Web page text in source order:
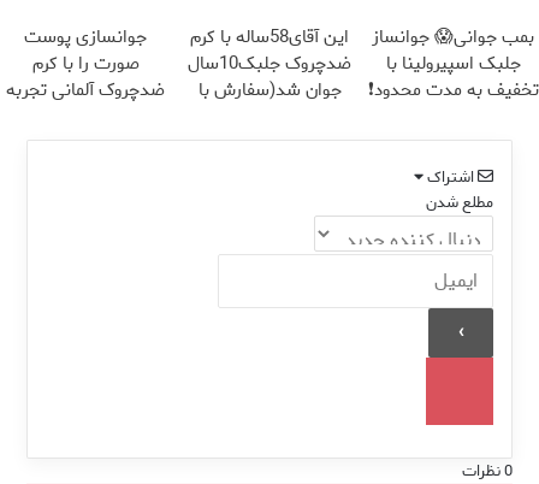
بمب جوانی😱 جوانساز
جلبک اسپیرولینا با
تخفیف به مدت محدود❗
این آقای58ساله با کرم
ضدچروک جلبک10سال
جوان شد(سفارش با
جوانسازی پوست
صورت را با کرم
ضدچروک آلمانی تجربه
اشتراک
مطلع شدن
0نظرات